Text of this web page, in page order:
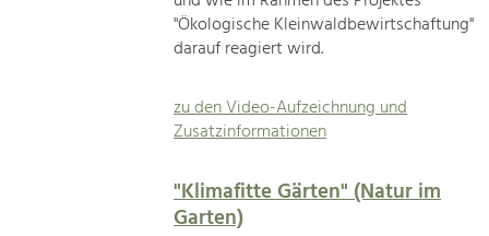
"Ökologische Kleinwaldbewirtschaftung"
darauf reagiert wird.
zu den Video-Aufzeichnung und
Zusatzinformationen
"Klimafitte Gärten" (Natur im
Garten)